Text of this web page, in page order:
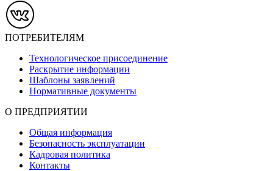
ПОТРЕБИТЕЛЯМ
Технологическое присоединение
Раскрытие информации
Шаблоны заявлений
Нормативные документы
О ПРЕДПРИЯТИИ
Общая информация
Безопасность эксплуатации
Кадровая политика
Контакты